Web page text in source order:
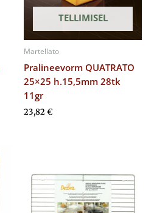
TELLIMISEL
Martellato
Pralineevorm QUATRATO
25×25 h.15,5mm 28tk
11gr
23,82€